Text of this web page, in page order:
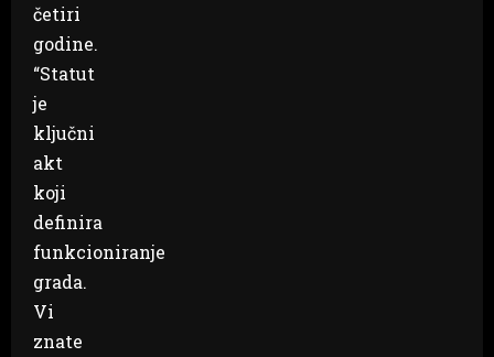
četiri
godine.
“Statut
je
ključni
akt
koji
definira
funkcioniranje
grada.
Vi
znate